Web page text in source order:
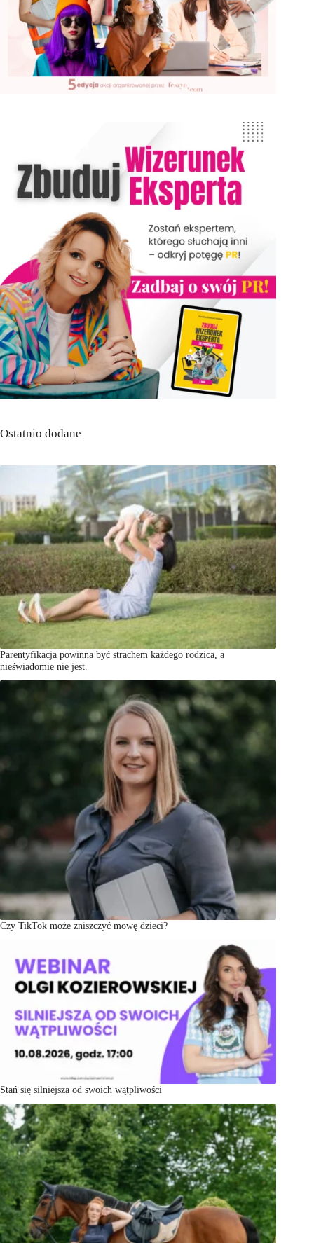
Ostatnio dodane
Parentyfikacja powinna być strachem każdego rodzica, a
nieświadomie nie jest.
Czy TikTok może zniszczyć mowę dzieci?
Stań się silniejsza od swoich wątpliwości